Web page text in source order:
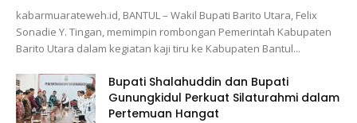
kabarmuarateweh.id, BANTUL – Wakil Bupati Barito Utara, Felix
Sonadie Y. Tingan, memimpin rombongan Pemerintah Kabupaten
Barito Utara dalam kegiatan kaji tiru ke Kabupaten Bantul...
Bupati Shalahuddin dan Bupati
Gunungkidul Perkuat Silaturahmi dalam
Pertemuan Hangat